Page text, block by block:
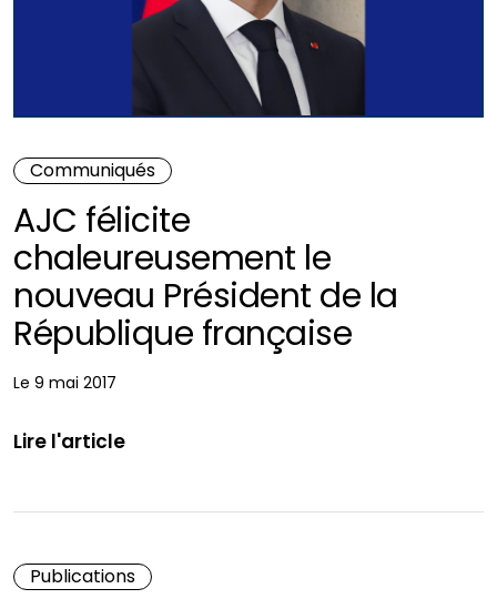
Communiqués
AJC félicite
chaleureusement le
nouveau Président de la
République française
Le 9 mai 2017
Lire l'article
Publications